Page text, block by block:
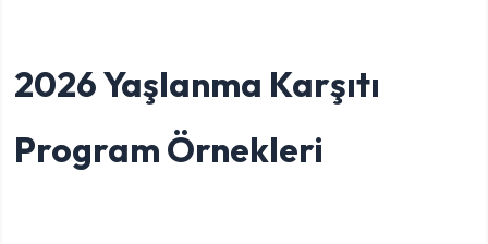
2026 Yaşlanma Karşıtı
Program Örnekleri